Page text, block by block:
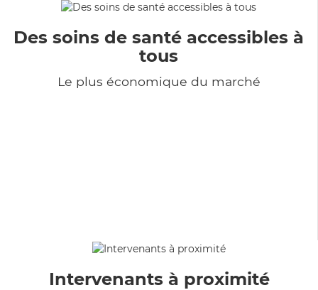
Des soins de santé accessibles à
tous
Le plus économique du marché
Intervenants à proximité